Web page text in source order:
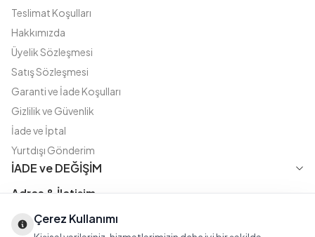
Teslimat Koşulları
Hakkımızda
Üyelik Sözleşmesi
Satış Sözleşmesi
Garanti ve İade Koşulları
Gizlilik ve Güvenlik
İade ve İptal
Yurtdışı Gönderim
İADE ve DEĞİŞİM
Adres & İletişim
Fatih Cd. Akasya sok no:11 D.5 Merter - Güngören / İSTANBUL
Instagram
TikTok
X
Çerez Kullanımı